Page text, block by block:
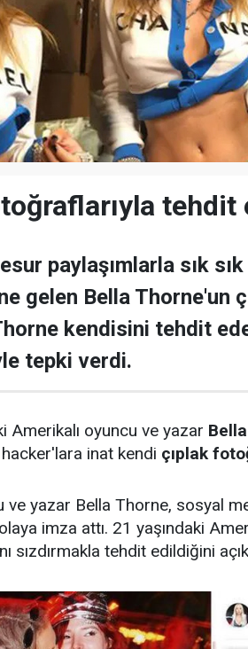
tehdit
paylaşımlarla sık
gelen Bella Thorne'un
kendisini tehdit
tepki verdi.
Amerikalı oyuncu ve yazar Bella
inat kendi çıplak
ve yazar Bella Thorne, sosyal
imza attı. 21 yaşındaki
sızdırmakla tehdit edildiğini